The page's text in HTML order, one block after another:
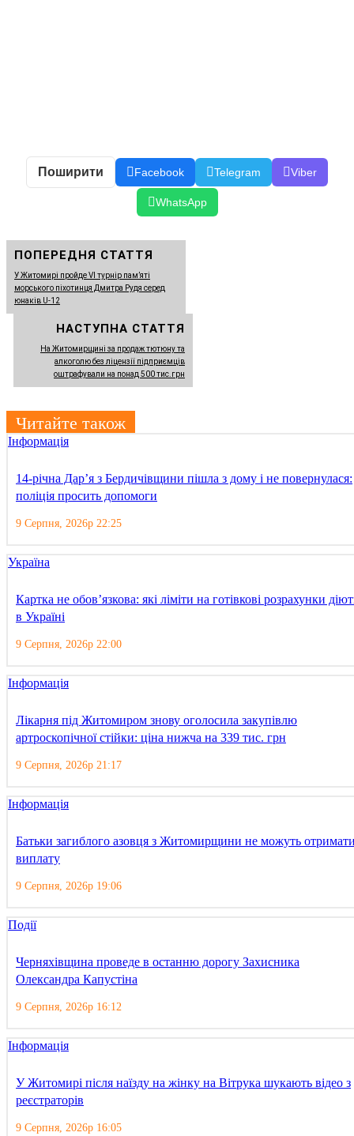
Поширити Facebook Telegram Viber
WhatsApp
ПОПЕРЕДНЯ СТАТТЯ
У Житомирі пройде VI турнір пам’яті
морського піхотинця Дмитра Рудя серед
юнаків U-12
НАСТУПНА СТАТТЯ
На Житомирщині за продаж тютюну та
алкоголю без ліцензії підприємців
оштрафували на понад 500 тис.грн
Читайте також
Інформація
14-річна Дар’я з Бердичівщини пішла з дому і не повернулася:
поліція просить допомоги
9 Серпня, 2026р 22:25
Україна
Картка не обов’язкова: які ліміти на готівкові розрахунки
в Україні
9 Серпня, 2026р 22:00
Інформація
Лікарня під Житомиром знову оголосила закупівлю
артроскопічної стійки: ціна нижча на 339 тис. грн
9 Серпня, 2026р 21:17
Інформація
Батьки загиблого азовця з Житомирщини не можуть
виплату
9 Серпня, 2026р 19:06
Події
Черняхівщина проведе в останню дорогу Захисника
Олександра Капустіна
9 Серпня, 2026р 16:12
Інформація
У Житомирі після наїзду на жінку на Вітрука шукають відео з
реєстраторів
9 Серпня, 2026р 16:05